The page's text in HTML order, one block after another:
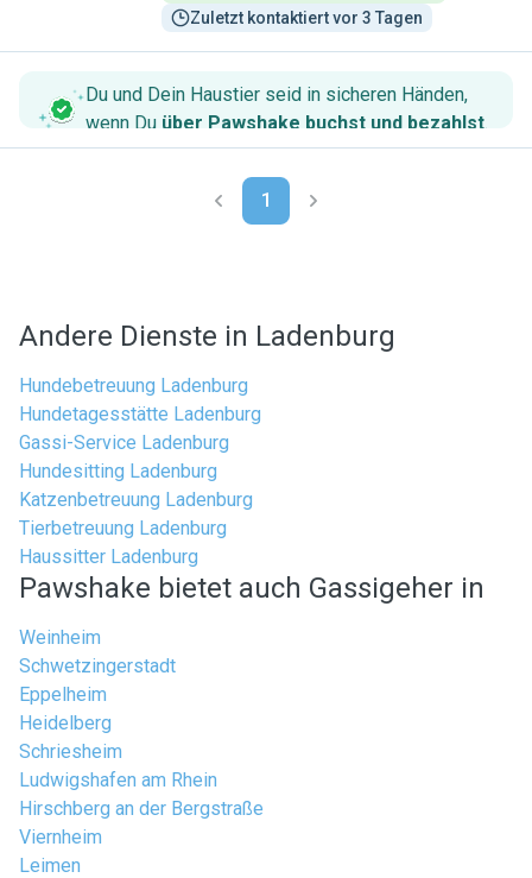
Zuletzt kontaktiert vor 3 Tagen
Du und Dein Haustier seid in sicheren Händen,
wenn Du über Pawshake buchst und bezahlst.
1
Andere Dienste in Ladenburg
Hundebetreuung Ladenburg
Hundetagesstätte Ladenburg
Gassi-Service Ladenburg
Hundesitting Ladenburg
Katzenbetreuung Ladenburg
Tierbetreuung Ladenburg
Haussitter Ladenburg
Pawshake bietet auch Gassigeher in
Weinheim
Schwetzingerstadt
Eppelheim
Heidelberg
Schriesheim
Ludwigshafen am Rhein
Hirschberg an der Bergstraße
Viernheim
Leimen